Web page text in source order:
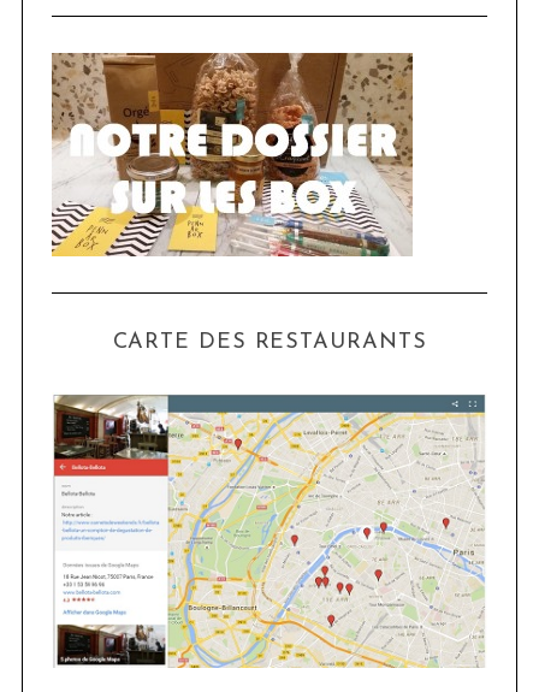
CARTE DES RESTAURANTS